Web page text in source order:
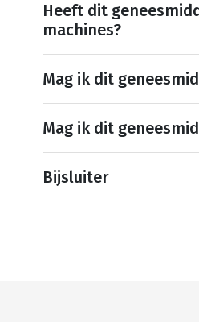
Heeft dit
machines?
Mag ik dit
Mag ik dit
Bijsluiter